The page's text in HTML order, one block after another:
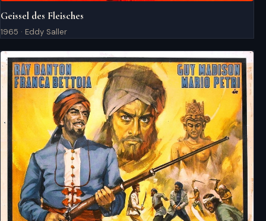
Geissel des Fleisches
1965 · Eddy Saller